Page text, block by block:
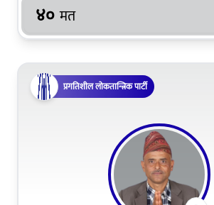
४० मत
प्रगतिशील लोकतान्त्रिक पार्टी